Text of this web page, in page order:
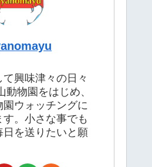
興味津々の日々
動物園をはじめ、
園ウォッチングに
。小さな事でも
日を送りたいと願